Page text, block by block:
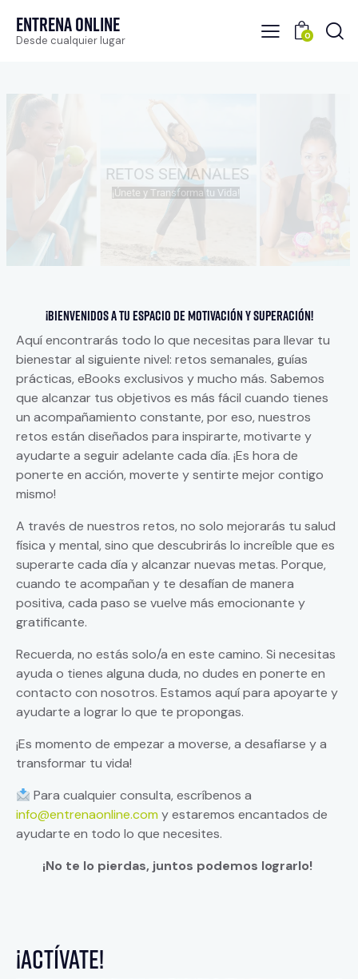
Entrena Online
Desde cualquier lugar 0
¡Únete y Transforma tu Vida!
RETOS SEMANALES
¡Bienvenidos a tu espacio de motivación y superación!
Aquí encontrarás todo lo que necesitas para llevar tu
bienestar al siguiente nivel: retos semanales, guías
prácticas, eBooks exclusivos y mucho más. Sabemos
que alcanzar tus objetivos es más fácil cuando tienes
un acompañamiento constante, por eso, nuestros
retos están diseñados para inspirarte, motivarte y
ayudarte a seguir adelante cada día. ¡Es hora de
ponerte en acción, moverte y sentirte mejor contigo
mismo!
A través de nuestros retos, no solo mejorarás tu salud
física y mental, sino que descubrirás lo increíble que es
superarte cada día y alcanzar nuevas metas. Porque,
cuando te acompañan y te desafían de manera
positiva, cada paso se vuelve más emocionante y
gratificante.
Recuerda, no estás solo/a en este camino. Si necesitas
ayuda o tienes alguna duda, no dudes en ponerte en
contacto con nosotros. Estamos aquí para apoyarte y
ayudarte a lograr lo que te propongas.
¡Es momento de empezar a moverse, a desafiarse y a
transformar tu vida!
Para cualquier consulta, escríbenos a
info@entrenaonline.comy estaremos encantados de
ayudarte en todo lo que necesites.
¡No te lo pierdas, juntos podemos lograrlo!
¡ACTÍVATE!